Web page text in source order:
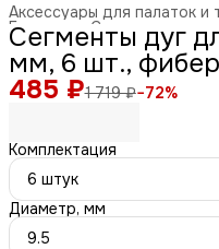
Аксессуары для палаток и
Спорт и отдых ›
Главная ›
Сегменты дуг
мм, 6 шт.,
485 ₽1 719 ₽−72%
Комплектация
6 штук
Диаметр, мм
9.5